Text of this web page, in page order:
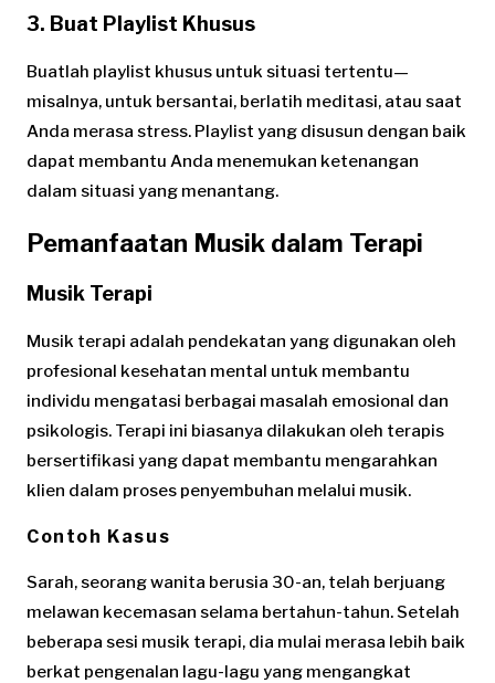
3. Buat Playlist Khusus
Buatlah playlist khusus untuk situasi tertentu—
misalnya, untuk bersantai, berlatih meditasi, atau saat
Anda merasa stress. Playlist yang disusun dengan baik
dapat membantu Anda menemukan ketenangan
dalam situasi yang menantang.
Pemanfaatan Musik dalam Terapi
Musik Terapi
Musik terapi adalah pendekatan yang digunakan oleh
profesional kesehatan mental untuk membantu
individu mengatasi berbagai masalah emosional dan
psikologis. Terapi ini biasanya dilakukan oleh terapis
bersertifikasi yang dapat membantu mengarahkan
klien dalam proses penyembuhan melalui musik.
Contoh Kasus
Sarah, seorang wanita berusia 30-an, telah berjuang
melawan kecemasan selama bertahun-tahun. Setelah
beberapa sesi musik terapi, dia mulai merasa lebih baik
berkat pengenalan lagu-lagu yang mengangkat